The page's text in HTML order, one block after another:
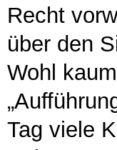
Recht
über den
Wohl
Tag viele